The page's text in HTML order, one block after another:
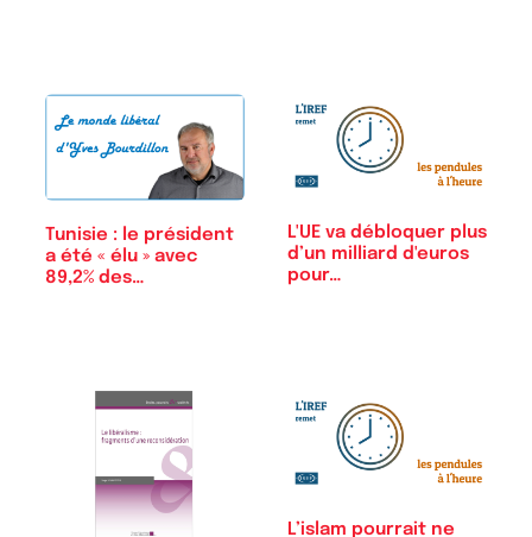
Tunisie : le président
a été « élu » avec
89,2% des…
L'UE va débloquer plus
d’un milliard d'euros
pour…
L’islam pourrait ne